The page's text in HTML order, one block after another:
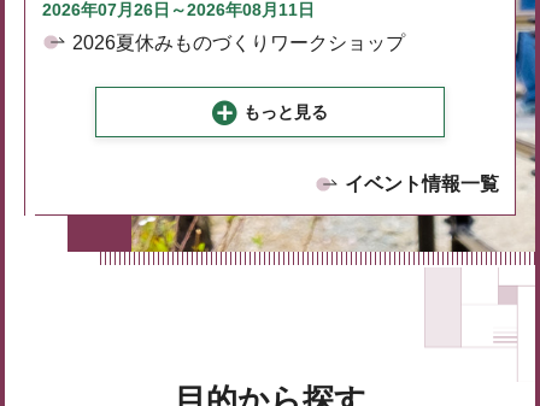
2026年07月26日～2026年08月11日
2026夏休みものづくりワークショップ
もっと見る
イベント情報一覧